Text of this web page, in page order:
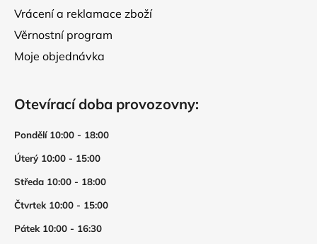
Vrácení a reklamace zboží
Věrnostní program
Moje objednávka
Otevírací doba provozovny:
Pondělí 10:00 - 18:00
Úterý 10:00 - 15:00
Středa 10:00 - 18:00
Čtvrtek 10:00 - 15:00
Pátek 10:00 - 16:30